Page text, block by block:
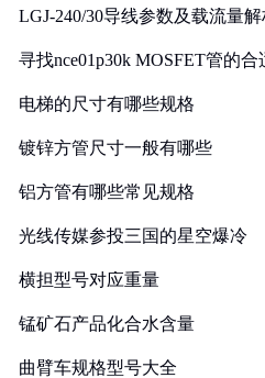
LGJ-240/30导线参数及载流量
寻找nce01p30k MOSFET管的
电梯的尺寸有哪些规格
镀锌方管尺寸一般有哪些
铝方管有哪些常见规格
光线传媒参投三国的星空爆冷
横担型号对应重量
锰矿石产品化合水含量
曲臂车规格型号大全